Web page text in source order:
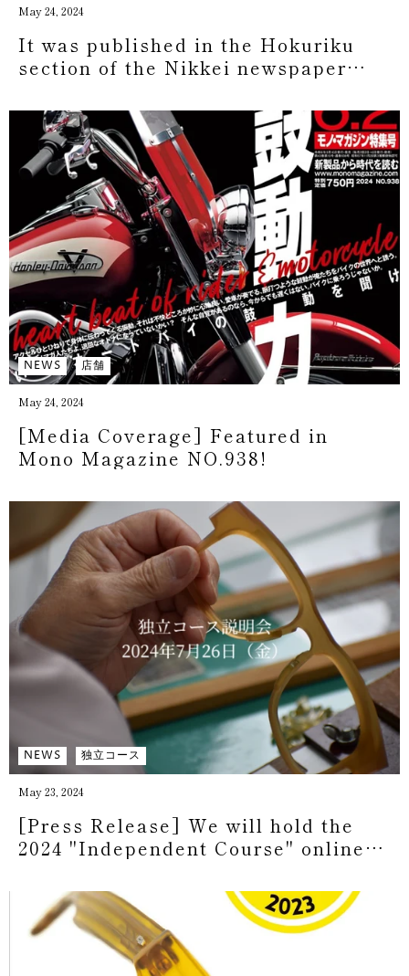
May 24, 2024
It was published in the Hokuriku
section of the Nikkei newspaper
NEWS 店舗
May 24, 2024
[Media Coverage] Featured in
Mono Magazine NO.938!
NEWS 独立コース
May 23, 2024
[Press Release] We will hold the
2024 "Independent Course" online